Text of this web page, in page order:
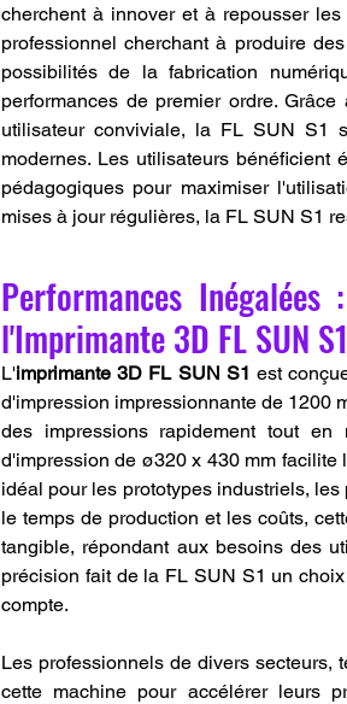
cherchent à innover et à repousser
professionnel cherchant à produire
possibilités de la fabrication
performances de premier ordre.
utilisateur conviviale, la FL SUN S1
modernes. Les utilisateurs bénéficient
pédagogiques pour maximiser
mises à jour régulières, la FL SUN S1
Performances
l'Imprimante 3D FL SUN
L'imprimante 3D FL SUN S1 est
d'impression impressionnante de 1200
des impressions rapidement tout en
d'impression de ø320 x 430 mm
idéal pour les prototypes industriels,
le temps de production et les coûts,
tangible, répondant aux besoins des
précision fait de la FL SUN S1 un
compte.
Les professionnels de divers secteurs,
cette machine pour accélérer leurs